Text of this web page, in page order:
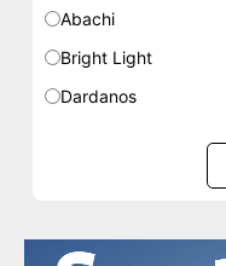
Abachi
Bright Light
Dardanos